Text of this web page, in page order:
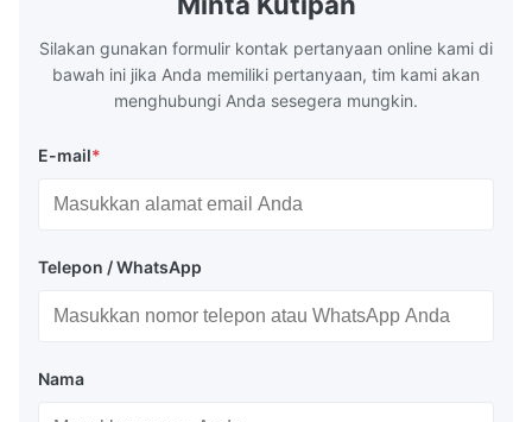
Silakan gunakan formulir kontak pertanyaan online kami di
bawah ini jika Anda memiliki pertanyaan, tim kami akan
menghubungi Anda sesegera mungkin.
E-mail*
Telepon / WhatsApp
Nama